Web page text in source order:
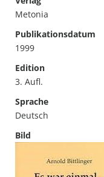
Metonia
Publikationsdatum
1999
Edition
3. Aufl.
Sprache
Deutsch
Bild